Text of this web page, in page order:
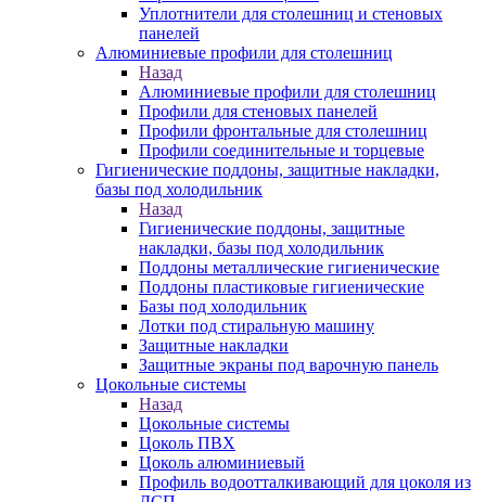
Уплотнители для столешниц и стеновых
панелей
Алюминиевые профили для столешниц
Назад
Алюминиевые профили для столешниц
Профили для стеновых панелей
Профили фронтальные для столешниц
Профили соединительные и торцевые
Гигиенические поддоны, защитные накладки,
базы под холодильник
Назад
Гигиенические поддоны, защитные
накладки, базы под холодильник
Поддоны металлические гигиенические
Поддоны пластиковые гигиенические
Базы под холодильник
Лотки под стиральную машину
Защитные накладки
Защитные экраны под варочную панель
Цокольные системы
Назад
Цокольные системы
Цоколь ПВХ
Цоколь алюминиевый
Профиль водоотталкивающий для цоколя из